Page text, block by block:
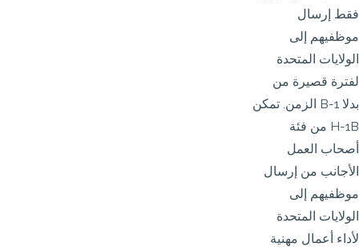
فقط إرسال
موظفيهم إلى
الولايات المتحدة
لفترة قصيرة من
الزمن. تمكن B-1 بدلا
من فئة H-1B
أصحاب العمل
الأجانب من إرسال
موظفيهم إلى
الولايات المتحدة
لأداء أعمال مهنية